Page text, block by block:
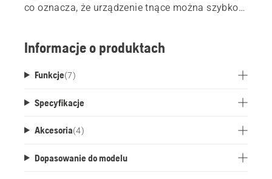
co oznacza, że urządzenie tnące można szybko
(klasa wodoodporności IPX5).
Informacje o produktach
Funkcje(7)
Specyfikacje
Akcesoria(4)
Dopasowanie do modelu